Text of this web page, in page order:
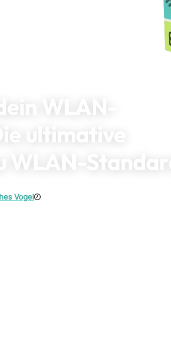
WLAN-
ultimative
WLAN-
Vogel 23. September 2023